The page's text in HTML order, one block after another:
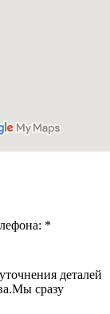
*
деталей
Мы сразу